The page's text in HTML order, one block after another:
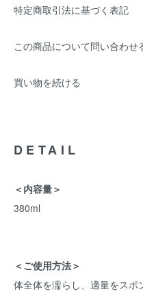
特定商取引法に基づく表記
この商品について問い合わせ
買い物を続ける
DETAIL
＜内容量＞
380ml
＜ご使用方法＞
体全体を濡らし、適量をス